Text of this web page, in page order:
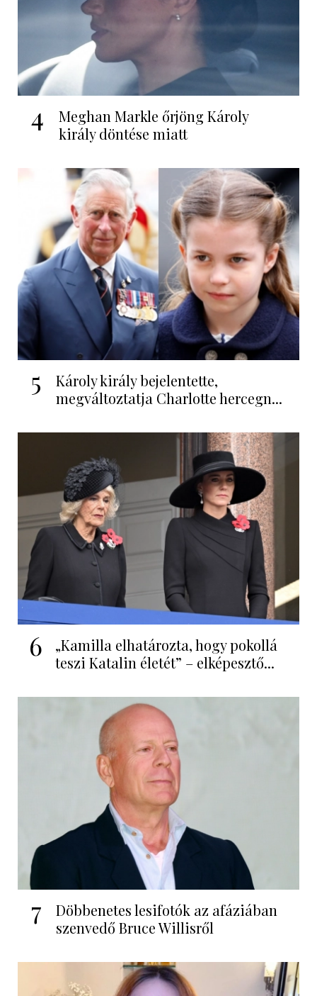
4
Meghan Markle őrjöng Károly
király döntése miatt
5
Károly király bejelentette,
megváltoztatja Charlotte hercegn...
6
„Kamilla elhatározta, hogy pokollá
teszi Katalin életét” – elképesztő...
7
Döbbenetes lesifotók az afáziában
szenvedő Bruce Willisről